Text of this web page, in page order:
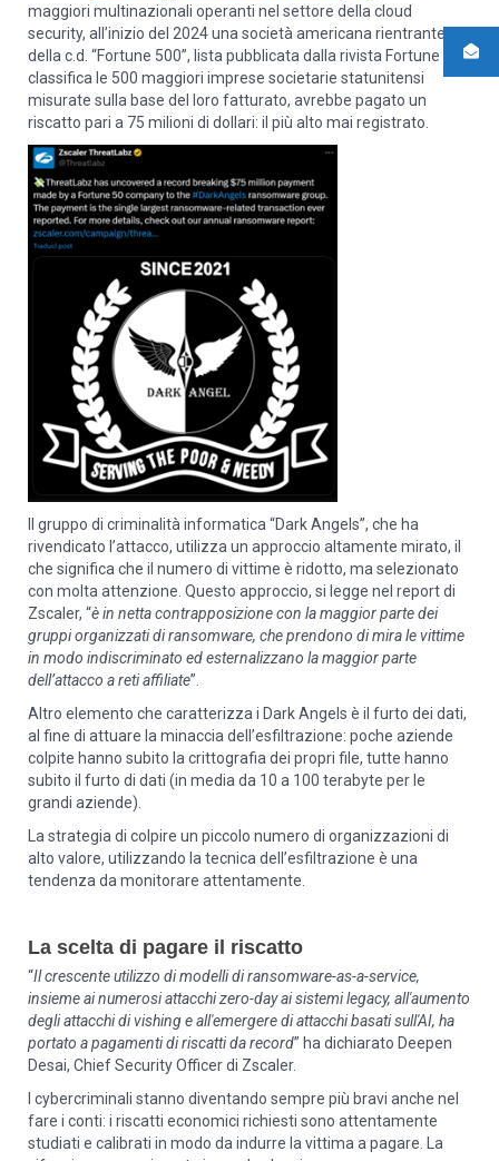
maggiori multinazionali operanti nel settore della cloud
security, all’inizio del 2024 una società americana rientrante
della c.d. “Fortune 500”, lista pubblicata dalla rivista Fortune che
classifica le 500 maggiori imprese societarie statunitensi
misurate sulla base del loro fatturato, avrebbe pagato un
riscatto pari a 75 milioni di dollari: il più alto mai registrato.
Il gruppo di criminalità informatica “Dark Angels”, che ha
rivendicato l’attacco, utilizza un approccio altamente mirato, il
che significa che il numero di vittime è ridotto, ma selezionato
con molta attenzione. Questo approccio, si legge nel report di
Zscaler, “è in netta contrapposizione con la maggior parte dei
gruppi organizzati di ransomware, che prendono di mira le vittime
in modo indiscriminato ed esternalizzano la maggior parte
dell’attacco a reti affiliate”.
Altro elemento che caratterizza i Dark Angels è il furto dei dati,
al fine di attuare la minaccia dell’esfiltrazione: poche aziende
colpite hanno subito la crittografia dei propri file, tutte hanno
subito il furto di dati (in media da 10 a 100 terabyte per le
grandi aziende).
La strategia di colpire un piccolo numero di organizzazioni di
alto valore, utilizzando la tecnica dell’esfiltrazione è una
tendenza da monitorare attentamente.
La scelta di pagare il riscatto
“Il crescente utilizzo di modelli di ransomware-as-a-service,
insieme ai numerosi attacchi zero-day ai sistemi legacy, all'aumento
degli attacchi di vishing e all'emergere di attacchi basati sull'AI, ha
portato a pagamenti di riscatti da record” ha dichiarato Deepen
Desai, Chief Security Officer di Zscaler.
I cybercriminali stanno diventando sempre più bravi anche nel
fare i conti: i riscatti economici richiesti sono attentamente
studiati e calibrati in modo da indurre la vittima a pagare. La